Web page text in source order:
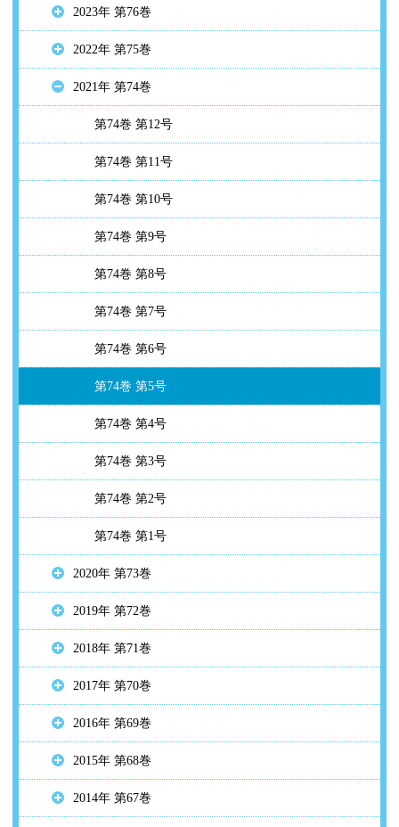
2023年 第76巻
2022年 第75巻
2021年 第74巻
第74巻 第12号
第74巻 第11号
第74巻 第10号
第74巻 第9号
第74巻 第8号
第74巻 第7号
第74巻 第6号
第74巻 第5号
第74巻 第4号
第74巻 第3号
第74巻 第2号
第74巻 第1号
2020年 第73巻
2019年 第72巻
2018年 第71巻
2017年 第70巻
2016年 第69巻
2015年 第68巻
2014年 第67巻